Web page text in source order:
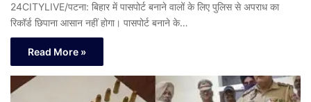
24CITYLIVE/पटना: बिहार में पासपोर्ट बनाने वालों के लिए पुलिस से अपराध का
रिकॉर्ड छिपाना आसान नहीं होगा। पासपोर्ट बनाने के…
Read More »